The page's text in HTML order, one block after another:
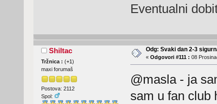
Eventualni
Shiltac
Tržnica : (+1)
maxi forumaš
Postova: 2112
Spol:
Odg: Svaki dan 2-3
« Odgovori #111 : 08
@masla - ja
sam u fan club